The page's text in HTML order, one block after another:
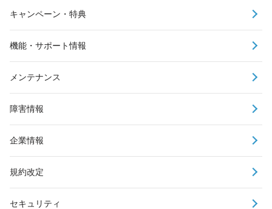
キャンペーン・特典
機能・サポート情報
メンテナンス
障害情報
企業情報
規約改定
セキュリティ